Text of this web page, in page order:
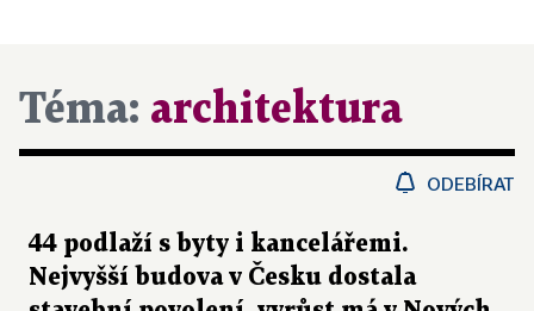
Téma: architektura
ODEBÍRAT
44 podlaží s byty i kancelářemi.
Nejvyšší budova v Česku dostala